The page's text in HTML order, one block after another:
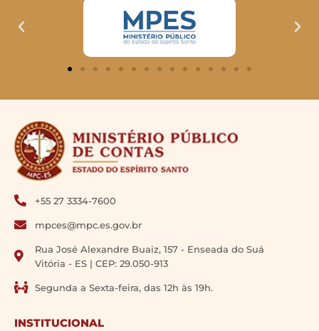
+55 27 3334-7600
mpces@mpc.es.gov.br
Rua José Alexandre Buaiz, 157 - Enseada do Suá
Vitória - ES | CEP: 29.050-913
Segunda a Sexta-feira, das 12h às 19h.
INSTITUCIONAL